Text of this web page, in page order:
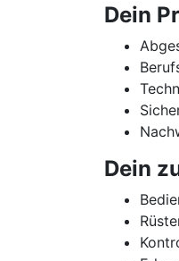
Dein
Dein